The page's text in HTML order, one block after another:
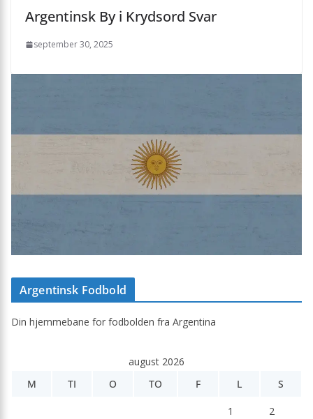
Argentinsk By i Krydsord Svar
september 30, 2025
Argentinsk Fodbold
Din hjemmebane for fodbolden fra Argentina
august 2026
M
TI O TO F L S
1 2